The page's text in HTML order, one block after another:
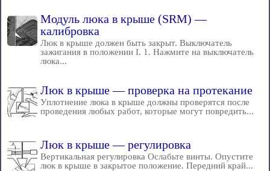
Модуль люка в крыше (SRM) —
калибровка
Люк в крыше должен быть закрыт. Выключатель
зажигания в положении I. 1. Нажмите на выключатель
люка...
Люк в крыше — проверка на протекание
Уплотнение люка в крыше должны проверятся после
проведения любых работ, которые могут повредить...
Люк в крыше — регулировка
Вертикальная регулировка Ослабьте винты. Опустите
люк в крыше в закрытое положение. Передний край...